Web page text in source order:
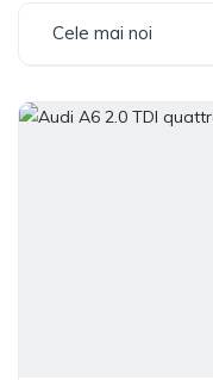
Cele mai noi